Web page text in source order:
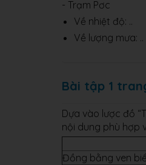
- Trạm Pơc
Về nhiệt độ: ..
Về lượng mưa: ..
Bài tập 1
Dựa vào lược đồ
nội dung phù hợp
Đồng bằng ven